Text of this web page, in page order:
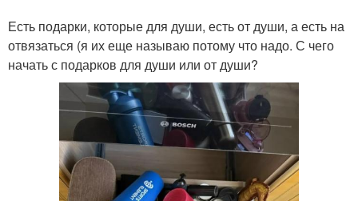
Есть подарки, которые для души, есть от души, а есть на
отвязаться (я их еще называю потому что надо. С чего
начать с подарков для души или от души?